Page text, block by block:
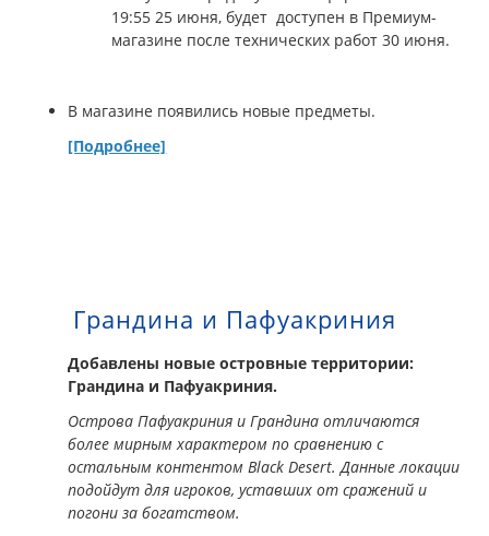
19:55 25 июня, будет доступен в Премиум-
магазине после технических работ 30 июня.
В магазине появились новые предметы.
[Подробнее]
Грандина и Пафуакриния
Добавлены новые островные территории:
Грандина и Пафуакриния.
Острова Пафуакриния и Грандина отличаются
более мирным характером по сравнению с
остальным контентом Black Desert. Данные локации
подойдут для игроков, уставших от сражений и
погони за богатством.